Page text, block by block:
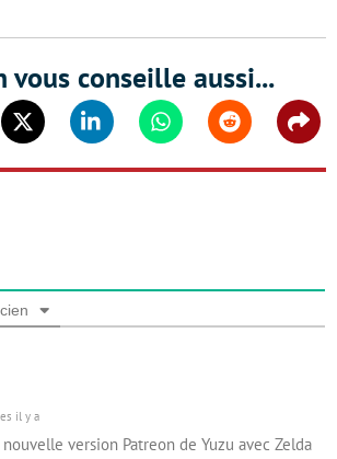
vous conseille aussi...
Twitter Linkedin WhatsappReddit
il y a
version Patreon de Yuzu avec Zelda